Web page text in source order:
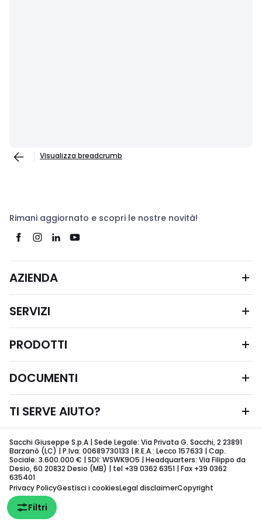
Filtri
Visualizza breadcrumb
Rimani aggiornato e scopri le nostre novità!
AZIENDA
SERVIZI
PRODOTTI
DOCUMENTI
TI SERVE AIUTO?
Sacchi Giuseppe S.p.A | Sede Legale: Via Privata G. Sacchi, 2 23891
Barzanò (LC) | P.Iva: 00689730133 | R.E.A.: Lecco 157633 | Cap.
Sociale: 3.600.000 € | SDI: WSWK9O5 | Headquarters: Via Filippo da
Desio, 60 20832 Desio (MB) | tel +39 0362 6351 | Fax +39 0362
635401
Privacy PolicyGestisci i cookiesLegal disclaimerCopyright